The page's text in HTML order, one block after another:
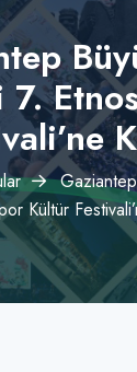
7.
Kültür